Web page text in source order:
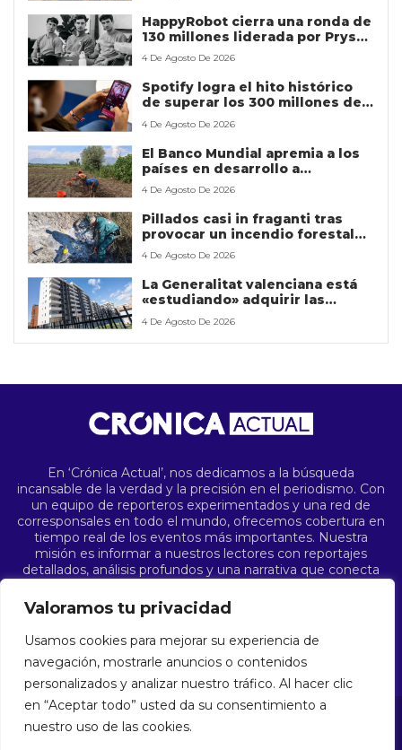
Valoramos tu privacidad
Usamos cookies para mejorar su experiencia de
navegación, mostrarle anuncios o contenidos
personalizados y analizar nuestro tráfico. Al hacer clic
en “Aceptar todo” usted da su consentimiento a
nuestro uso de las cookies.
HappyRobot cierra una ronda de
130 millones liderada por Prysm
Capital y Eurazeo
4 De Agosto De 2026
Spotify logra el hito histórico
de superar los 300 millones de
suscriptores Premium
4 De Agosto De 2026
El Banco Mundial apremia a los
países en desarrollo a
aprovechar la IA: “Pueden lograr
en una década lo que les
llevaría un siglo”
4 De Agosto De 2026
Pillados casi in fraganti tras
provocar un incendio forestal
que afectó a la turbera de Padul
4 De Agosto De 2026
La Generalitat valenciana está
«estudiando» adquirir las
viviendas que se vendan de Les
Naus para el parque público
4 De Agosto De 2026
En ‘Crónica Actual’, nos dedicamos a la búsqueda
incansable de la verdad y la precisión en el periodismo. Con
un equipo de reporteros experimentados y una red de
corresponsales en todo el mundo, ofrecemos cobertura en
tiempo real de los eventos más importantes. Nuestra
misión es informar a nuestros lectores con reportajes
detallados, análisis profundos y una narrativa que conecta
conflictos internacionales hasta avances científicos,
pasando por las últimas tendencias culturales, ‘Crónica
Actual’ es su fuente confiable de noticias que importan.
CRONICAACTUAL.COM © 2025 | Todos los derechos reservados.